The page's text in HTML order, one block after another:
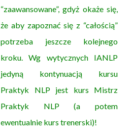
“zaawansowane”, gdyż okaże się,
że aby zapoznać się z “całością”
potrzeba jeszcze kolejnego
kroku. Wg wytycznych IANLP
jedyną kontynuacją kursu
Praktyk NLP jest kurs Mistrz
Praktyk NLP (a potem
ewentualnie kurs trenerski)!